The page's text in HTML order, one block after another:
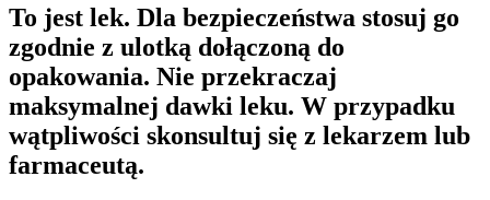
To jest lek. Dla bezpieczeństwa stosuj go
zgodnie z ulotką dołączoną do
opakowania. Nie przekraczaj
maksymalnej dawki leku. W przypadku
wątpliwości skonsultuj się z lekarzem lub
farmaceutą.